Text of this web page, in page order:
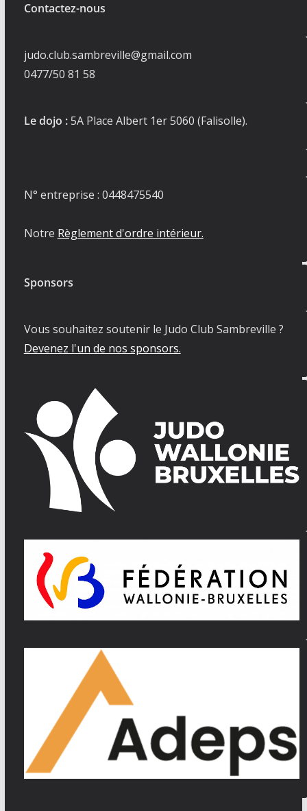
Contactez-nous
judo.club.sambreville@gmail.com
0477/50 81 58
Le dojo :5A Place Albert 1er 5060 (Falisolle).
N° entreprise : 0448475540
Notre Règlement d'ordre intérieur.
Sponsors
Vous souhaitez soutenir le Judo Club Sambreville ?
Devenez l'un de nos sponsors.